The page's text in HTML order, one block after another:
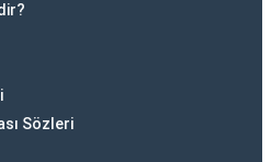
Sözleri